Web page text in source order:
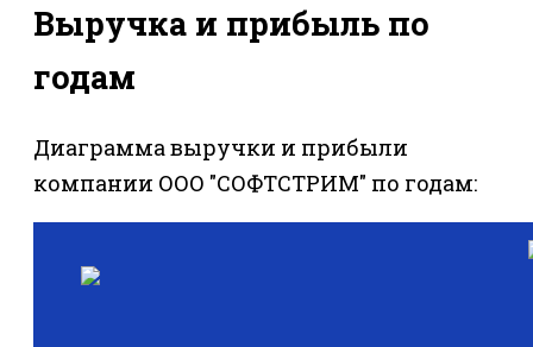
Выручка и прибыль по
годам
Диаграмма выручки и прибыли
компании ООО "СОФТСТРИМ" по годам: